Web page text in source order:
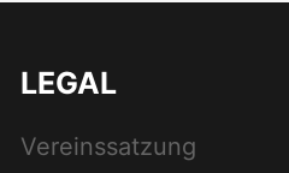
LEGAL
Vereinssatzung